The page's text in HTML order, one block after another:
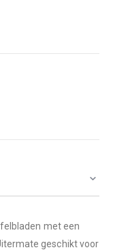
met een
geschikt voor